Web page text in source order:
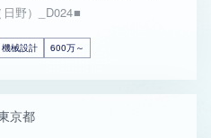
野）_D024■
機械設計 600万～
京都